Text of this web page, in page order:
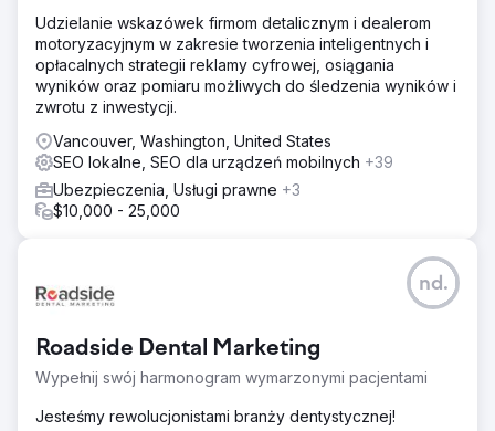
Udzielanie wskazówek firmom detalicznym i dealerom
motoryzacyjnym w zakresie tworzenia inteligentnych i
opłacalnych strategii reklamy cyfrowej, osiągania
wyników oraz pomiaru możliwych do śledzenia wyników i
zwrotu z inwestycji.
Vancouver, Washington, United States
SEO lokalne, SEO dla urządzeń mobilnych +39
Ubezpieczenia, Usługi prawne +3
$10,000 - 25,000
Roadside Dental Marketing
Wypełnij swój harmonogram wymarzonymi pacjentami
nd.
Jesteśmy rewolucjonistami branży dentystycznej!